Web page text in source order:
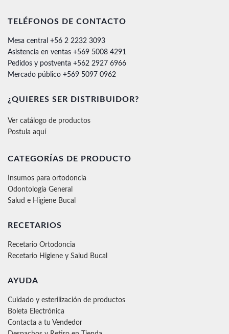
TELÉFONOS DE CONTACTO
Mesa central +56 2 2232 3093
Asistencia en ventas +569 5008 4291
Pedidos y postventa +562 2927 6966
Mercado público +569 5097 0962
¿QUIERES SER DISTRIBUIDOR?
Ver catálogo de productos
Postula aquí
CATEGORÍAS DE PRODUCTO
Insumos para ortodoncia
Odontología General
Salud e Higiene Bucal
RECETARIOS
Recetario Ortodoncia
Recetario Higiene y Salud Bucal
AYUDA
Cuidado y esterilización de productos
Boleta Electrónica
Contacta a tu Vendedor